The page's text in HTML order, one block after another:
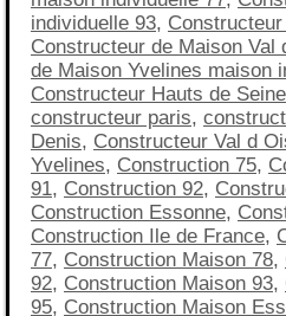
individuelle 93,
Constructeur de Maison Val
de Maison Yvelines maison
Constructeur Hauts de Seine
constructeur paris,
Denis, Constructeur Val d
Yvelines, Construction 75,
91, Construction 92,
Construction Essonne,
Construction Ile de France,
77, Construction Maison 78,
92, Construction Maison 93,
95, Construction Maison